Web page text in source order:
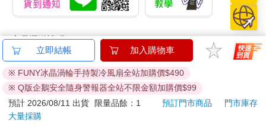
商品運送說明：
本公司所提供的產品配送區域範圍目前僅限台灣本島。注
意！收件地址請勿為郵政信箱。
商品將由廠商透過貨運或是郵局寄送。消費者訂購之商品若
無法送達，經電話或 E-mail無法聯繫逾三天者，本公司將取
消該筆訂單，並且全額退款。
立即結帳 加入購物車
※ FUNY冰晶渦輪手持製冷風扇全站加購價$490
※ Q版企鵝安全隨身警報器全站不限金額加購價$99
預計 2026/08/11 出貨
限量品餘：1 預訂門市商品
門市庫存
大量採購